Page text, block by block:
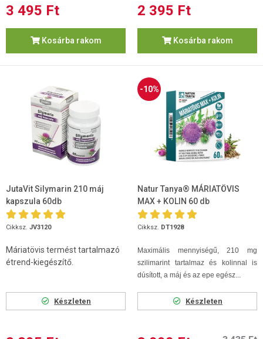
3 495 Ft
Kosárba rakom
2 395 Ft
Kosárba rakom
JutaVit Silymarin 210 máj
kapszula 60db
Cikksz. JV3120
Máriatövis termést tartalmazó
étrend-kiegészítő.
Készleten
-10%
Natur Tanya® MÁRIATÖVIS
MAX + KOLIN 60 db
Cikksz. DT1928
Maximális mennyiségű, 210 mg
szilimarint tartalmaz és kolinnal is
dúsított, a máj és az epe egész...
Készleten